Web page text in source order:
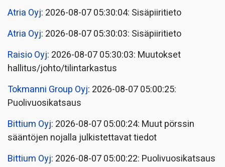
Atria Oyj: 2026-08-07 05:30:04: Sisäpiiritieto
Atria Oyj: 2026-08-07 05:30:03: Sisäpiiritieto
Raisio Oyj: 2026-08-07 05:30:03: Muutokset
hallitus/johto/tilintarkastus
Tokmanni Group Oyj: 2026-08-07 05:00:25:
Puolivuosikatsaus
Bittium Oyj: 2026-08-07 05:00:24: Muut pörssin
sääntöjen nojalla julkistettavat tiedot
Bittium Oyj: 2026-08-07 05:00:22: Puolivuosikatsaus